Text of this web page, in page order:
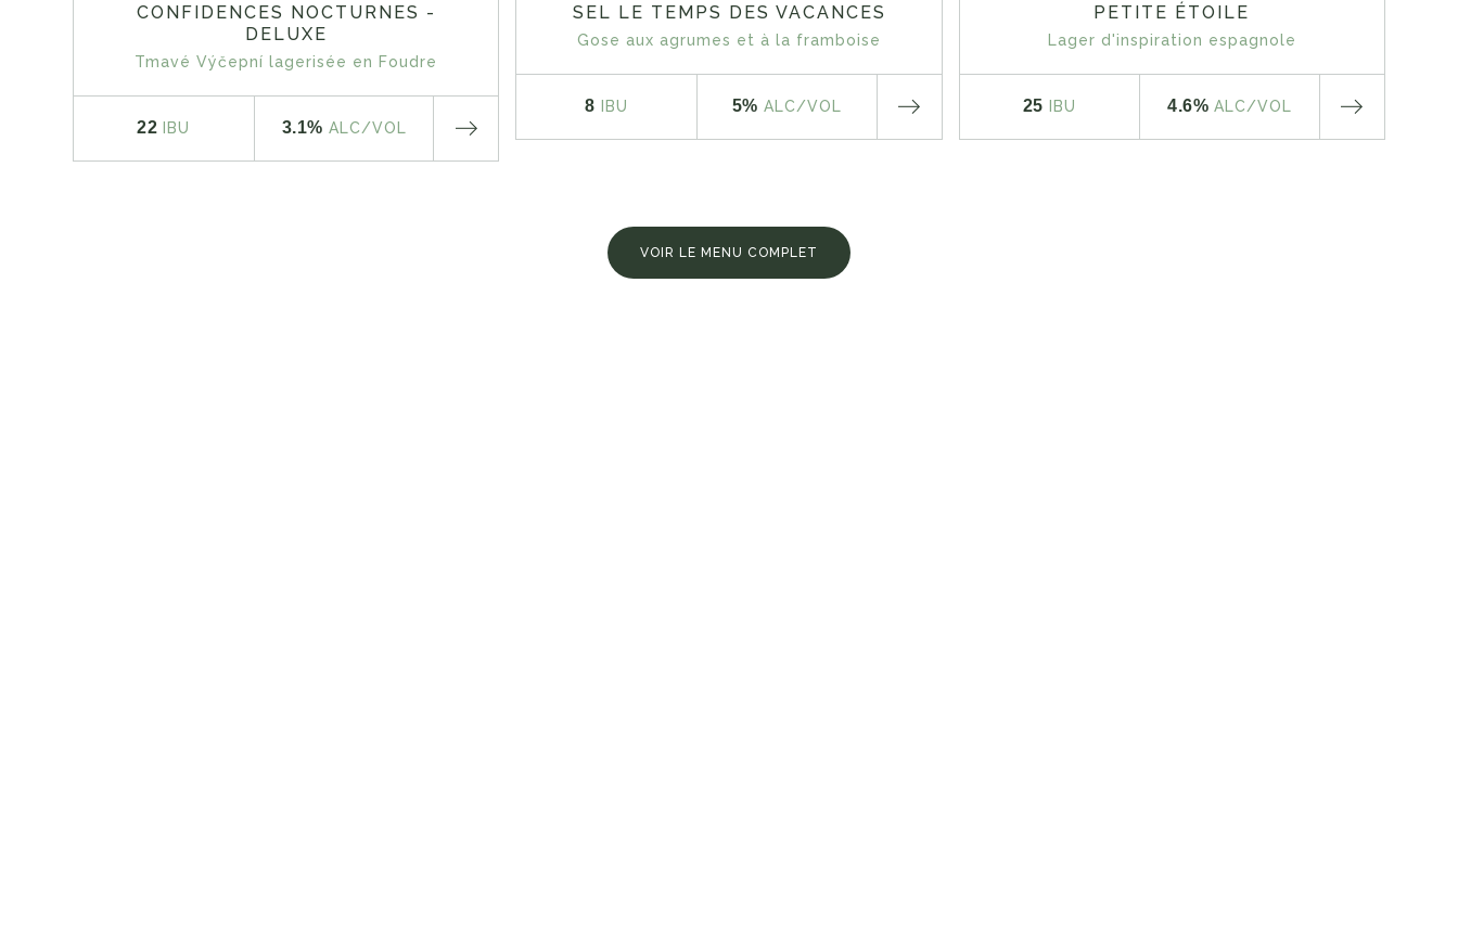
CONFIDENCES NOCTURNES -
DELUXE
Tmavé Výčepní lagerisée en Foudre
22 IBU 3.1% ALC/VOL
SEL LE TEMPS DES VACANCES
Gose aux agrumes et à la framboise
8 IBU 5% ALC/VOL
PETITE ÉTOILE
Lager d'inspiration espagnole
25 IBU 4.6% ALC/VOL
VOIR LE MENU COMPLET